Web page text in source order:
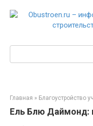
Поиск:
Главная » Благоустройство
Ель Блю Даймонд: